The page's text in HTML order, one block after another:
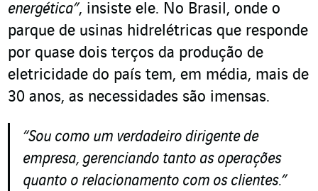
energética”, insiste ele. No Brasil, onde o
parque de usinas hidrelétricas que responde
por quase dois terços da produção de
eletricidade do país tem, em média, mais de
30 anos, as necessidades são imensas.
“Sou como um verdadeiro dirigente de
empresa, gerenciando tanto as operações
quanto o relacionamento com os clientes.”